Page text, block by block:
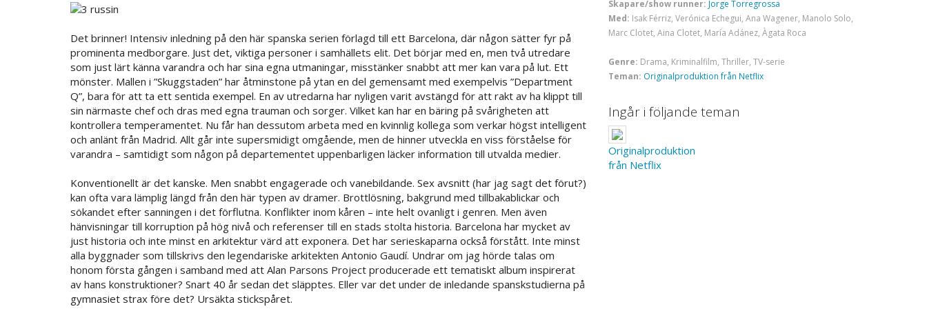
Det brinner! Intensiv inledning på den här spanska serien förlagd till ett Barcelona, där någon sätter fyr på
prominenta medborgare. Just det, viktiga personer i samhällets elit. Det börjar med en, men två utredare
som just lärt känna varandra och har sina egna utmaningar, misstänker snabbt att mer kan vara på lut. Ett
mönster. Mallen i ”Skuggstaden” har åtminstone på ytan en del gemensamt med exempelvis ”Department
Q”, bara för att ta ett sentida exempel. En av utredarna har nyligen varit avstängd för att rakt av ha klippt till
sin närmaste chef och dras med egna trauman och sorger. Vilket kan har en bäring på svårigheten att
kontrollera temperamentet. Nu får han dessutom arbeta med en kvinnlig kollega som verkar högst intelligent
och anlänt från Madrid. Allt går inte supersmidigt omgående, men de hinner utveckla en viss förståelse för
varandra – samtidigt som någon på departementet uppenbarligen läcker information till utvalda medier.
Konventionellt är det kanske. Men snabbt engagerade och vanebildande. Sex avsnitt (har jag sagt det förut?)
kan ofta vara lämplig längd från den här typen av dramer. Brottlösning, bakgrund med tillbakablickar och
sökandet efter sanningen i det förflutna. Konflikter inom kåren – inte helt ovanligt i genren. Men även
hänvisningar till korruption på hög nivå och referenser till en stads stolta historia. Barcelona har mycket av
just historia och inte minst en arkitektur värd att exponera. Det har serieskaparna också förstått. Inte minst
alla byggnader som tillskrivs den legendariske arkitekten Antonio Gaudí. Undrar om jag hörde talas om
honom första gången i samband med att Alan Parsons Project producerade ett tematiskt album inspirerat
av hans konstruktioner? Snart 40 år sedan det släpptes. Eller var det under de inledande spanskstudierna på
gymnasiet strax före det? Ursäkta stickspåret.
Skapare/show runner: Jorge Torregrossa
Med: Isak Férriz, Verónica Echegui, Ana Wagener, Manolo Solo,
Marc Clotet, Aina Clotet, María Adánez, Àgata Roca
Genre: Drama, Kriminalfilm, Thriller, TV-serie
Teman: Originalproduktion från Netflix
Ingår i följande teman
Originalproduktion
från Netflix